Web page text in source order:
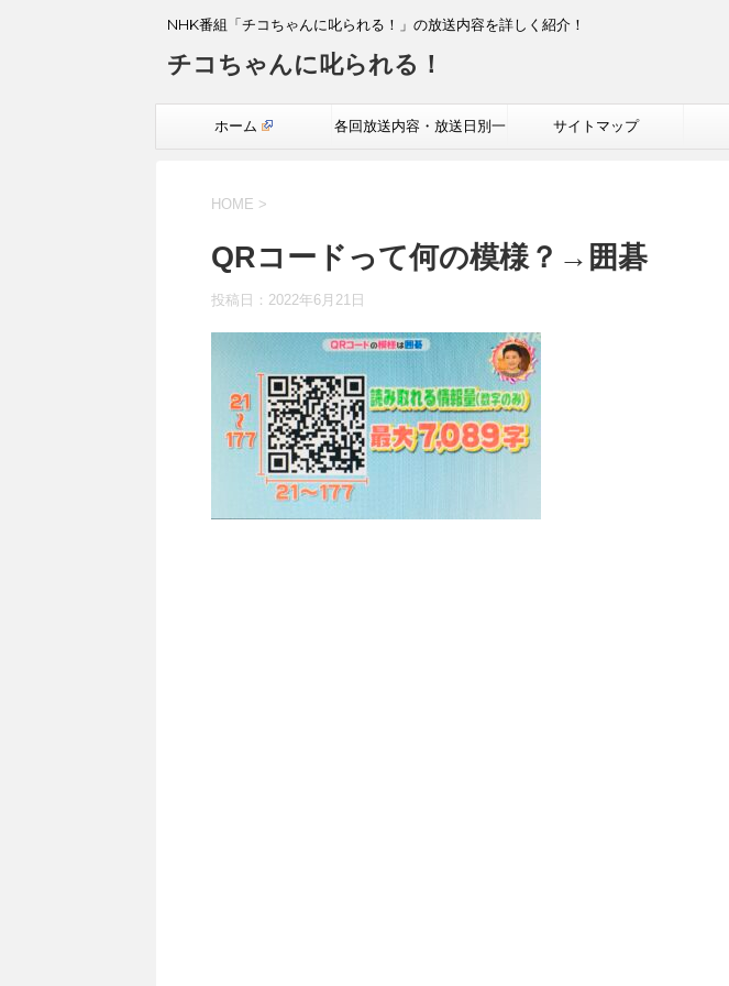
NHK番組「チコちゃんに叱られる！」の放送内容を詳しく紹介！
チコちゃんに叱られる！
ホーム 各回放送内容・放送日別一 サイトマップ
HOME >
QRコードって何の模様？→囲碁
投稿日： 2022年6月21日